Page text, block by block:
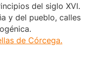
del siglo XVI.
y del pueblo, calles
de Córcega.